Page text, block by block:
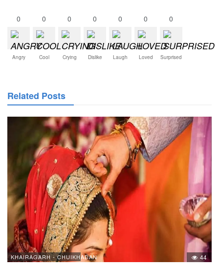
0
Angry
0
Cool
0
Crying
0
Dislike
0
Laugh
0
Loved
0
Surprised
Related Posts
KHAIRAGARH - CHUIKHADAN 44